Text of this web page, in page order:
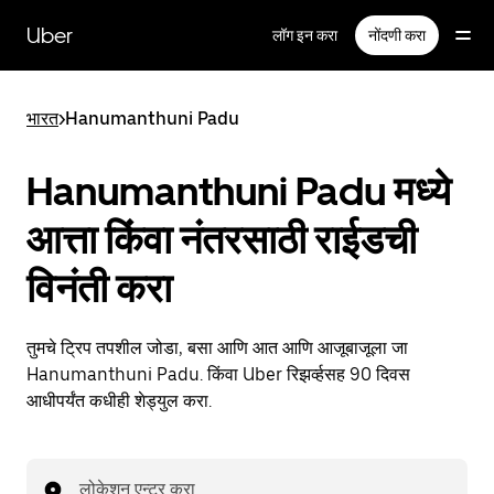
सामग्रीवरUber लॉग इन करा नोंदणी करा
भारत>Hanumanthuni Padu
Hanumanthuni Padu मध्ये
आत्ता किंवा नंतरसाठी राईडची
विनंती करा
तुमचे ट्रिप तपशील जोडा, बसा आणि आत आणि आजूबाजूला जा
Hanumanthuni Padu. किंवा Uber रिझर्व्हसह 90 दिवस
आधीपर्यंत कधीही शेड्युल करा.
लोकेशन एन्टर करा